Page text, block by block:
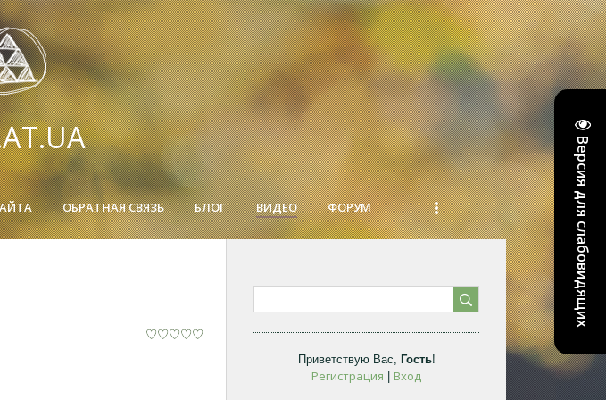
Версия для слабовидящих
ОБРАТНАЯ СВЯЗЬ БЛОГ ВИДЕО ФОРУМ
Приветствую Вас, Гость!
Регистрация Вход